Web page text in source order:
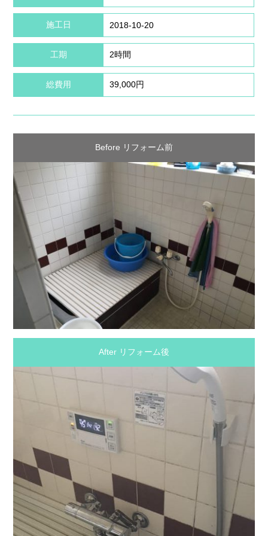
施工日 2018-10-20
工期 2時間
総費用 39,000円
Before リフォーム前
After リフォーム後